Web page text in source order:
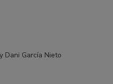
Dani García Nieto